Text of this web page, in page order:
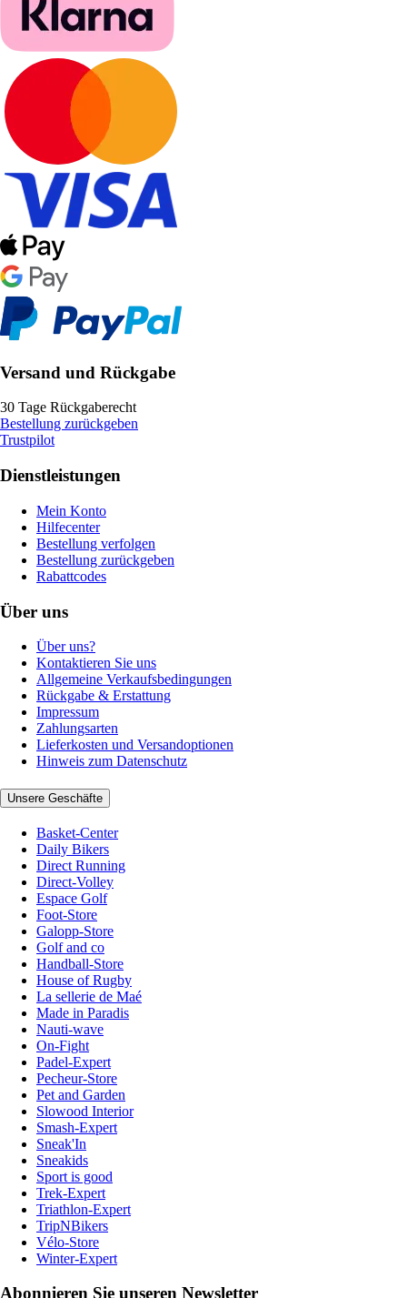
Versand und Rückgabe
30 Tage Rückgaberecht
Bestellung zurückgeben
Trustpilot
Dienstleistungen
Mein Konto
Hilfecenter
Bestellung verfolgen
Bestellung zurückgeben
Rabattcodes
Über uns
Über uns?
Kontaktieren Sie uns
Allgemeine Verkaufsbedingungen
Rückgabe & Erstattung
Impressum
Zahlungsarten
Lieferkosten und Versandoptionen
Hinweis zum Datenschutz
Unsere Geschäfte
Basket-Center
Daily Bikers
Direct Running
Direct-Volley
Espace Golf
Foot-Store
Galopp-Store
Golf and co
Handball-Store
House of Rugby
La sellerie de Maé
Made in Paradis
Nauti-wave
On-Fight
Padel-Expert
Pecheur-Store
Pet and Garden
Slowood Interior
Smash-Expert
Sneak'In
Sneakids
Sport is good
Trek-Expert
Triathlon-Expert
TripNBikers
Vélo-Store
Winter-Expert
Abonnieren Sie unseren Newsletter